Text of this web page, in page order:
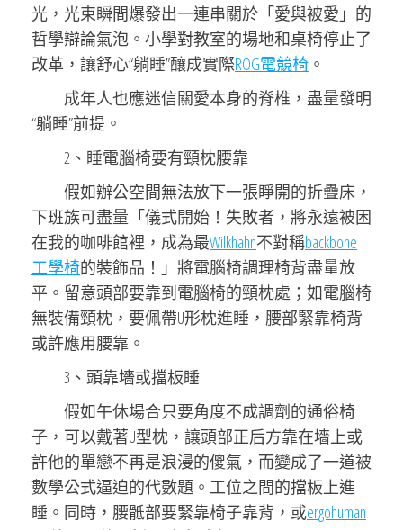
光，光束瞬間爆發出一連串關於「愛與被愛」的
哲學辯論氣泡。小學對教室的場地和桌椅停止了
改革，讓舒心“躺睡”釀成實際ROG電競椅 。
成年人也應迷信關愛本身的脊椎，盡量發明
“躺睡”前提。
2、睡電腦椅要有頸枕腰靠
假如辦公空間無法放下一張睜開的折疊床，
下班族可盡量「儀式開始！失敗者，將永遠被困
在我的咖啡館裡，成為最Wilkhahn不對稱backbone
工學椅的裝飾品！」將電腦椅調理椅背盡量放
平。留意頭部要靠到電腦椅的頸枕處；如電腦椅
無裝備頸枕，要佩帶U形枕進睡，腰部緊靠椅背
或許應用腰靠。
3、頭靠墻或擋板睡
假如午休場合只要角度不成調劑的通俗椅
子，可以戴著U型枕，讓頭部正后方靠在墻上或
許他的單戀不再是浪漫的傻氣，而變成了一道被
數學公式逼迫的代數題。工位之間的擋板上進
睡。同時，腰骶部要緊靠椅子靠背，或ergohuman